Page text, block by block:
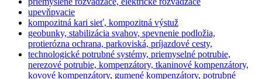
upevňpvacie
kompozitná kari sieť, kompozitná výstuž
geobunky, stabilizácia svahov, spevnenie podložia,
protierózna ochrana, parkoviská, príjazdové cesty,
technologické potrubné systémy, priemyselné potrubie,
nerezové potrubie, kompenzátory, tkaninové kompenzátory,
kovové kompenzátory, gumené kompenzátory, potrubné